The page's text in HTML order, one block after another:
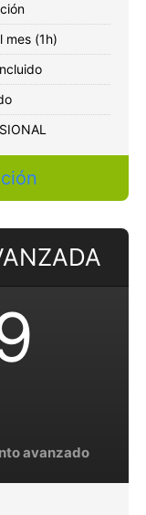
mes (1h)
avanzado